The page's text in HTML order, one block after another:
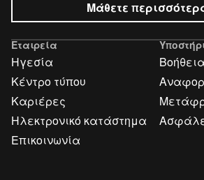
Μάθετε
Εταιρεία
Ηγεσία
Κέντρο τύπου
Καριέρες
Ηλεκτρονικό κατάστημα
Επικοινωνία